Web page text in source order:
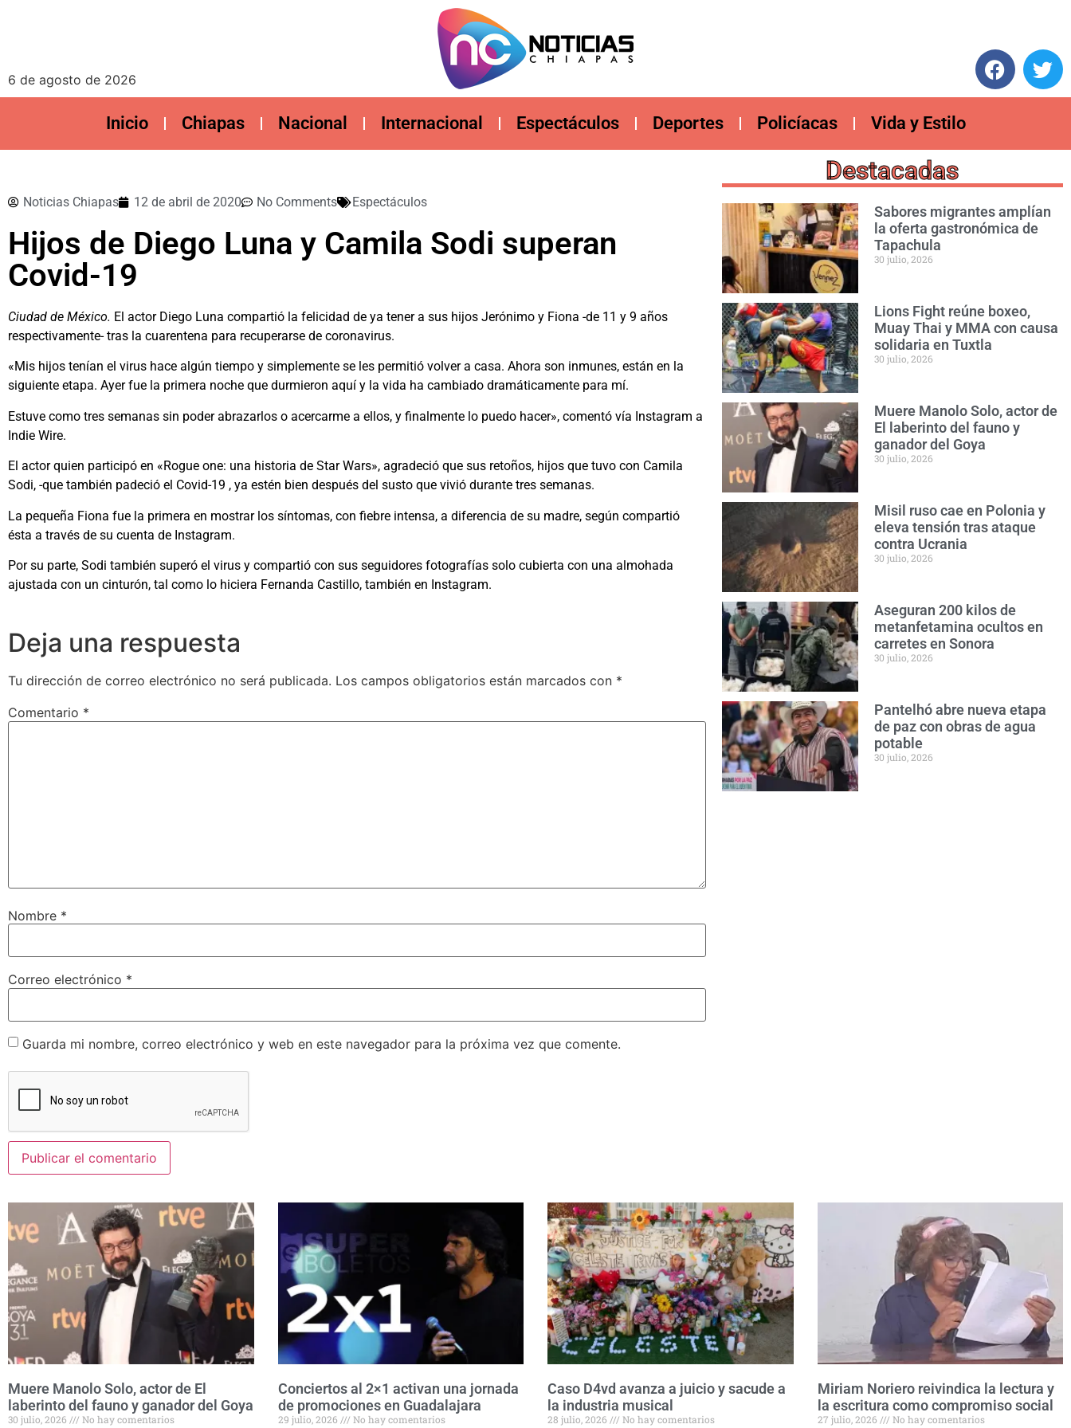
6 de agosto de 2026
Inicio Chiapas Nacional Internacional Espectáculos Deportes Policíacas Vida y Estilo
Noticias Chiapas 12 de abril de 2020 No Comments Espectáculos
Hijos de Diego Luna y Camila Sodi superan
Covid-19
Ciudad de México. El actor Diego Luna compartió la felicidad de ya tener a sus hijos Jerónimo y Fiona -de 11 y 9 años
respectivamente- tras la cuarentena para recuperarse de coronavirus.
«Mis hijos tenían el virus hace algún tiempo y simplemente se les permitió volver a casa. Ahora son inmunes, están en la
siguiente etapa. Ayer fue la primera noche que durmieron aquí y la vida ha cambiado dramáticamente para mí.
Estuve como tres semanas sin poder abrazarlos o acercarme a ellos, y finalmente lo puedo hacer», comentó vía Instagram a
Indie Wire.
El actor quien participó en «Rogue one: una historia de Star Wars», agradeció que sus retoños, hijos que tuvo con Camila
Sodi, -que también padeció el Covid-19 , ya estén bien después del susto que vivió durante tres semanas.
La pequeña Fiona fue la primera en mostrar los síntomas, con fiebre intensa, a diferencia de su madre, según compartió
ésta a través de su cuenta de Instagram.
Por su parte, Sodi también superó el virus y compartió con sus seguidores fotografías solo cubierta con una almohada
ajustada con un cinturón, tal como lo hiciera Fernanda Castillo, también en Instagram.
Deja una respuesta
Tu dirección de correo electrónico no será publicada. Los campos obligatorios están marcados con *
Comentario *
Nombre *
Correo electrónico *
Guarda mi nombre, correo electrónico y web en este navegador para la próxima vez que comente.
Destacadas
Sabores migrantes amplían
la oferta gastronómica de
Tapachula
30 julio, 2026
Lions Fight reúne boxeo,
Muay Thai y MMA con causa
solidaria en Tuxtla
30 julio, 2026
Muere Manolo Solo, actor de
El laberinto del fauno y
ganador del Goya
30 julio, 2026
Misil ruso cae en Polonia y
eleva tensión tras ataque
contra Ucrania
30 julio, 2026
Aseguran 200 kilos de
metanfetamina ocultos en
carretes en Sonora
30 julio, 2026
Pantelhó abre nueva etapa
de paz con obras de agua
potable
30 julio, 2026
Muere Manolo Solo, actor de El
laberinto del fauno y ganador del Goya
30 julio, 2026 No hay comentarios
Conciertos al 2×1 activan una jornada
de promociones en Guadalajara
29 julio, 2026 No hay comentarios
Caso D4vd avanza a juicio y sacude a
la industria musical
28 julio, 2026 No hay comentarios
Miriam Noriero reivindica la lectura y
la escritura como compromiso social
27 julio, 2026 No hay comentarios